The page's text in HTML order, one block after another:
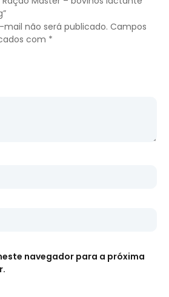
não será publicado. Campos
com *
navegador para a próxima